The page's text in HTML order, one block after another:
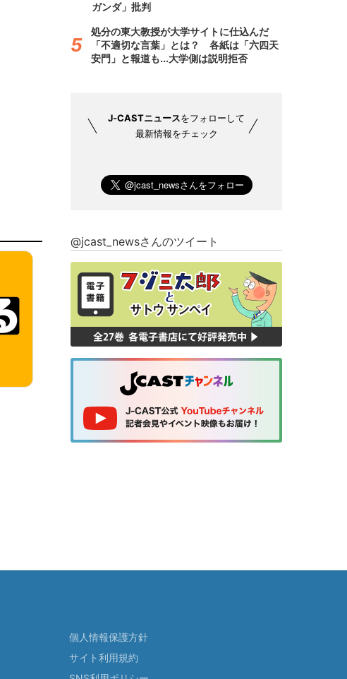
ガンダ」批判
処分の東大教授が大学サイトに仕込んだ
「不適切な言葉」とは？ 各紙は「六四天
安門」と報道も...大学側は説明拒否
J-CASTニュースをフォローして
最新情報をチェック
@jcast_newsさんのツイート
個人情報保護方針
サイト利用規約